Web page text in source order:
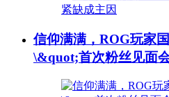
信仰满满，ROG玩家
\&quot;首次粉丝见面